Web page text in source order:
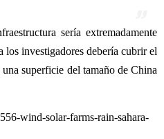
sería extremadamente
investigadores debería cubrir el
superficie del tamaño de China
wind-solar-farms-rain-sahara-